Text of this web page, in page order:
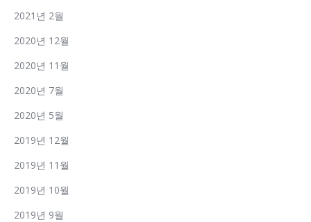
2021년 2월
2020년 12월
2020년 11월
2020년 7월
2020년 5월
2019년 12월
2019년 11월
2019년 10월
2019년 9월